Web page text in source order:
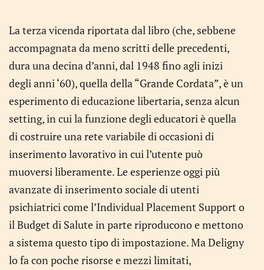
La terza vicenda riportata dal libro (che, sebbene
accompagnata da meno scritti delle precedenti,
dura una decina d’anni, dal 1948 fino agli inizi
degli anni ‘60), quella della “Grande Cordata”, è un
esperimento di educazione libertaria, senza alcun
setting, in cui la funzione degli educatori è quella
di costruire una rete variabile di occasioni di
inserimento lavorativo in cui l’utente può
muoversi liberamente. Le esperienze oggi più
avanzate di inserimento sociale di utenti
psichiatrici come l’Individual Placement Support o
il Budget di Salute in parte riproducono e mettono
a sistema questo tipo di impostazione. Ma Deligny
lo fa con poche risorse e mezzi limitati,